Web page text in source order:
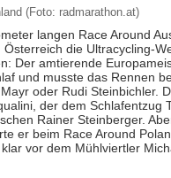
(Foto: radmarathon.at)
langen Race Around
die Ultracycling-
Der amtierende
und musste das Rennen
oder Rudi Steinbichler.
der dem Schlafentzug
Rainer Steinberger.
er beim Race Around
vor dem Mühlviertler